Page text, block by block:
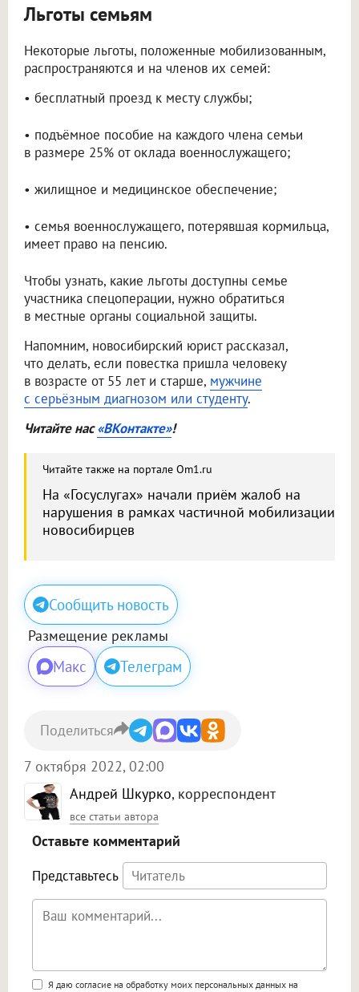
Льготы семьям
Некоторые льготы, положенные мобилизованным,
распространяются и на членов их семей:
• бесплатный проезд к месту службы;
• подъёмное пособие на каждого члена семьи
в размере 25% от оклада военнослужащего;
• жилищное и медицинское обеспечение;
• семья военнослужащего, потерявшая кормильца,
имеет право на пенсию.
Чтобы узнать, какие льготы доступны семье
участника спецоперации, нужно обратиться
в местные органы социальной защиты.
Напомним, новосибирский юрист рассказал,
что делать, если повестка пришла человеку
в возрасте от 55 лет и старше, мужчине
с серьёзным диагнозом или студенту.
Читайте нас«ВКонтакте»!
Читайте также на портале Om1.ru
На «Госуслугах» начали приём жалоб на
нарушения в рамках частичной мобилизации
новосибирцев
Сообщить новость
Размещение рекламы
Макс Телеграм
Андрей Шкурко, корреспондент
все статьи автора
7 октября 2022, 02:00
Поделиться
Оставьте комментарий
Представьтесь
Поддержка HTML
Я даю согласие на обработку моих персональных данных на